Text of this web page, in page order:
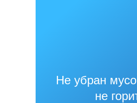
Не убран
не